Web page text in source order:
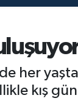
her
kış